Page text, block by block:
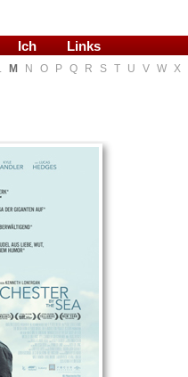
Ich Links
M N O P Q R S T U V W X